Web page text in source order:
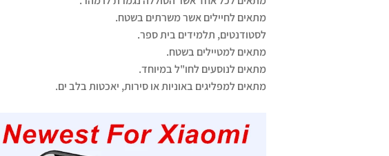
מתאים לחיילים אשר משרתים בשטח.
לסטודנטים, תלמידים בית ספר.
מתאים למטיילים בשטח.
מתאים לנוסעים לחו"ל במיוחד.
מתאים למפליגים באוניות או סירות, יאכטות בלב ים.